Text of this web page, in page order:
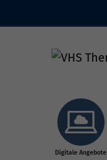
Digitale Angebote